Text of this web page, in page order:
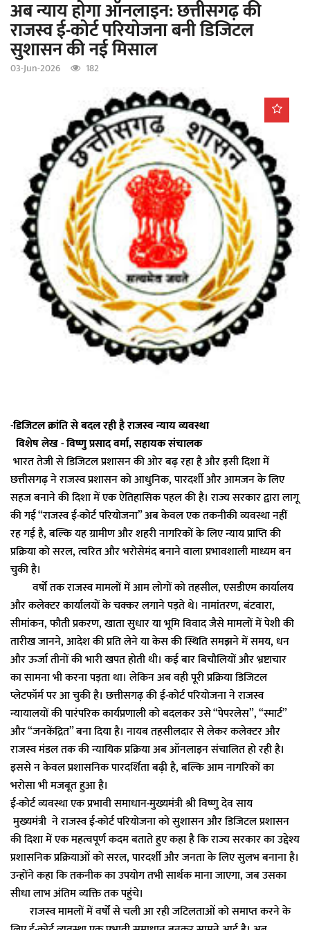
अब न्याय होगा ऑनलाइन: छत्तीसगढ़ की
राजस्व ई-कोर्ट परियोजना बनी डिजिटल
सुशासन की नई मिसाल
03-Jun-2026 182
-डिजिटल क्रांति से बदल रही है राजस्व न्याय व्यवस्था
विशेष लेख - विष्णु प्रसाद वर्मा, सहायक संचालक
भारत तेजी से डिजिटल प्रशासन की ओर बढ़ रहा है और इसी दिशा में
छत्तीसगढ़ ने राजस्व प्रशासन को आधुनिक, पारदर्शी और आमजन के लिए
सहज बनाने की दिशा में एक ऐतिहासिक पहल की है। राज्य सरकार द्वारा लागू
की गई “राजस्व ई-कोर्ट परियोजना” अब केवल एक तकनीकी व्यवस्था नहीं
रह गई है, बल्कि यह ग्रामीण और शहरी नागरिकों के लिए न्याय प्राप्ति की
प्रक्रिया को सरल, त्वरित और भरोसेमंद बनाने वाला प्रभावशाली माध्यम बन
चुकी है।
वर्षों तक राजस्व मामलों में आम लोगों को तहसील, एसडीएम कार्यालय
और कलेक्टर कार्यालयों के चक्कर लगाने पड़ते थे। नामांतरण, बंटवारा,
सीमांकन, फौती प्रकरण, खाता सुधार या भूमि विवाद जैसे मामलों में पेशी की
तारीख जानने, आदेश की प्रति लेने या केस की स्थिति समझने में समय, धन
और ऊर्जा तीनों की भारी खपत होती थी। कई बार बिचौलियों और भ्रष्टाचार
का सामना भी करना पड़ता था। लेकिन अब वही पूरी प्रक्रिया डिजिटल
प्लेटफॉर्म पर आ चुकी है। छत्तीसगढ़ की ई-कोर्ट परियोजना ने राजस्व
न्यायालयों की पारंपरिक कार्यप्रणाली को बदलकर उसे “पेपरलेस”, “स्मार्ट”
और “जनकेंद्रित” बना दिया है। नायब तहसीलदार से लेकर कलेक्टर और
राजस्व मंडल तक की न्यायिक प्रक्रिया अब ऑनलाइन संचालित हो रही है।
इससे न केवल प्रशासनिक पारदर्शिता बढ़ी है, बल्कि आम नागरिकों का
भरोसा भी मजबूत हुआ है।
ई-कोर्ट व्यवस्था एक प्रभावी समाधान-मुख्यमंत्री श्री विष्णु देव साय
मुख्यमंत्री ने राजस्व ई-कोर्ट परियोजना को सुशासन और डिजिटल प्रशासन
की दिशा में एक महत्वपूर्ण कदम बताते हुए कहा है कि राज्य सरकार का उद्देश्य
प्रशासनिक प्रक्रियाओं को सरल, पारदर्शी और जनता के लिए सुलभ बनाना है।
उन्होंने कहा कि तकनीक का उपयोग तभी सार्थक माना जाएगा, जब उसका
सीधा लाभ अंतिम व्यक्ति तक पहुंचे।
राजस्व मामलों में वर्षों से चली आ रही जटिलताओं को समाप्त करने के